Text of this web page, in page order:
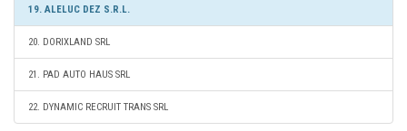
19. ALELUC DEZ S.R.L.
20. DORIXLAND SRL
21. PAD AUTO HAUS SRL
22. DYNAMIC RECRUIT TRANS SRL